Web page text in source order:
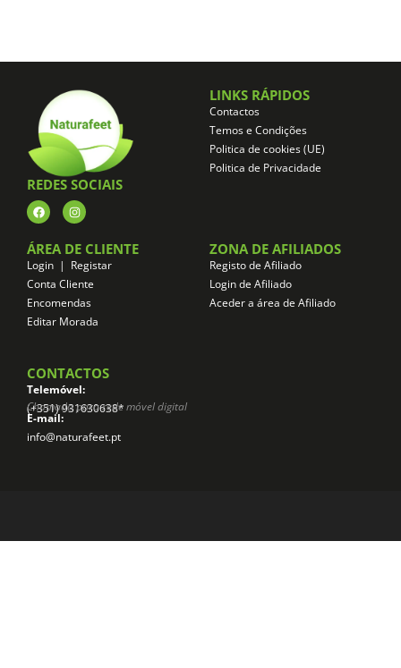
REDES SOCIAIS
LINKS RÁPIDOS
Contactos
Temos e Condições
Politica de cookies (UE)
Politica de Privacidade
ÁREA DE CLIENTE
Login | Registar
Conta Cliente
Encomendas
Editar Morada
ZONA DE AFILIADOS
Registo de Afiliado
Login de Afiliado
Aceder a área de Afiliado
CONTACTOS
Telemóvel:
(+351) 931630638*
Chamada para rede móvel digital
E-mail:
info@naturafeet.pt